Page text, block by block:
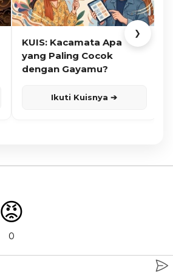
KUIS: Kacamata Apa
yang Paling Cocok
dengan Gayamu?
Ikuti Kuisnya ➔
❯
😡
0